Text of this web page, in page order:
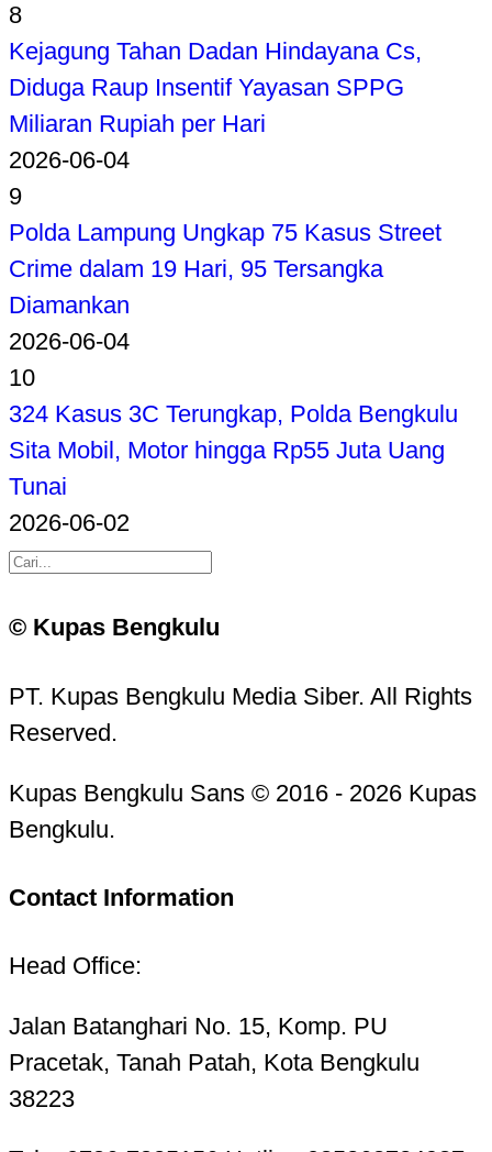
8
Kejagung Tahan Dadan Hindayana Cs,
Diduga Raup Insentif Yayasan SPPG
Miliaran Rupiah per Hari
2026-06-04
9
Polda Lampung Ungkap 75 Kasus Street
Crime dalam 19 Hari, 95 Tersangka
Diamankan
2026-06-04
10
324 Kasus 3C Terungkap, Polda Bengkulu
Sita Mobil, Motor hingga Rp55 Juta Uang
Tunai
2026-06-02
© Kupas Bengkulu
PT. Kupas Bengkulu Media Siber. All Rights
Reserved.
Kupas Bengkulu Sans © 2016 - 2026 Kupas
Bengkulu.
Contact Information
Head Office:
Jalan Batanghari No. 15, Komp. PU
Pracetak, Tanah Patah, Kota Bengkulu
38223